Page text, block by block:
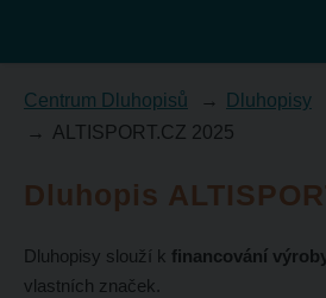
Centrum Dluhopisů
Dluhopisy
ALTISPORT.CZ 2025
Dluhopis
Dluhopisy slouží k financování
vlastních značek.